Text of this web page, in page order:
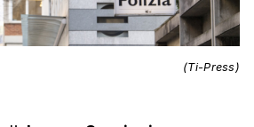
(Ti-Press)